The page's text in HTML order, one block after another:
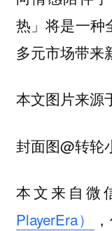
热」将是一种
多元市场带来
本文图片来源
封面图@转轮
本文来自微
PlayerEra）